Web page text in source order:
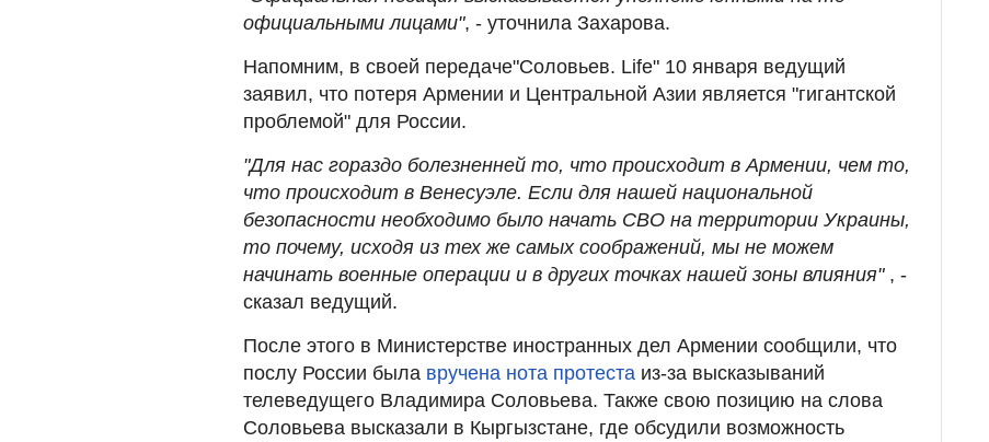
официальными лицами", - уточнила Захарова.
Напомним, в своей передаче"Соловьев. Life" 10 января ведущий
заявил, что потеря Армении и Центральной Азии является "гигантской
проблемой" для России.
"Для нас гораздо болезненней то, что происходит в Армении, чем то,
что происходит в Венесуэле. Если для нашей национальной
безопасности необходимо было начать СВО на территории Украины,
то почему, исходя из тех же самых соображений, мы не можем
начинать военные операции и в других точках нашей зоны влияния", -
сказал ведущий.
После этого в Министерстве иностранных дел Армении сообщили, что
послу России была вручена нота протеста из-за высказываний
телеведущего Владимира Соловьева. Также свою позицию на слова
Соловьева высказали в Кыргызстане, где обсудили возможность